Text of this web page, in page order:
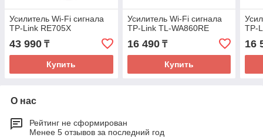
Усилитель Wi-Fi сигнала
TP-Link RE705X
43 990 ₸
Купить
Усилитель Wi-Fi сигнала
TP-Link TL-WA860RE
16 490₸
Купить
TP-
16
О нас
Рейтинг не сформирован
Менее 5 отзывов за последний год